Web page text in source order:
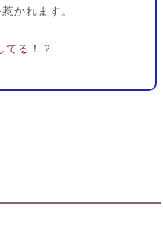
かれます。
てる！？